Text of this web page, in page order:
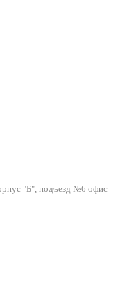
"Б", подъезд №6 офис